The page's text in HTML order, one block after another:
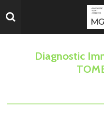
au
contenu
Diagnostic